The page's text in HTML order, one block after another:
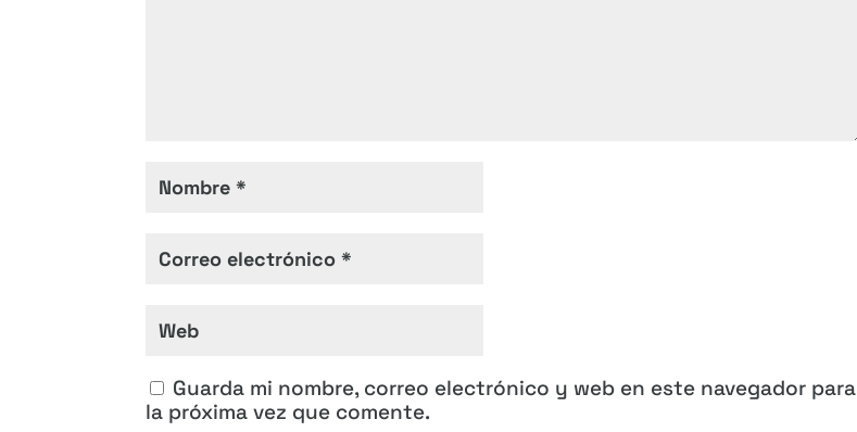
Guarda mi nombre, correo electrónico y web en este navegador para
la próxima vez que comente.